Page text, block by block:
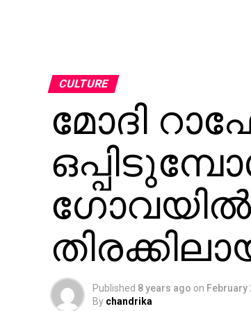
CULTURE
മോദി
ഗോവയില്‍
Published 8 years ago on February
By chandrika